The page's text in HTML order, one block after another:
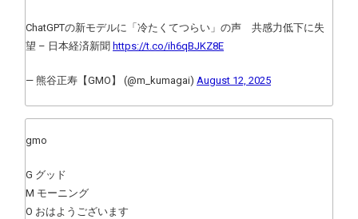
ChatGPTの新モデルに「冷たくてつらい」の声 共感力低下に失
望 – 日本経済新聞 https://t.co/ih6qBJKZ8E
— 熊谷正寿【GMO】 (@m_kumagai) August 12, 2025
gmo
G グッド
M モーニング
O おはようございます